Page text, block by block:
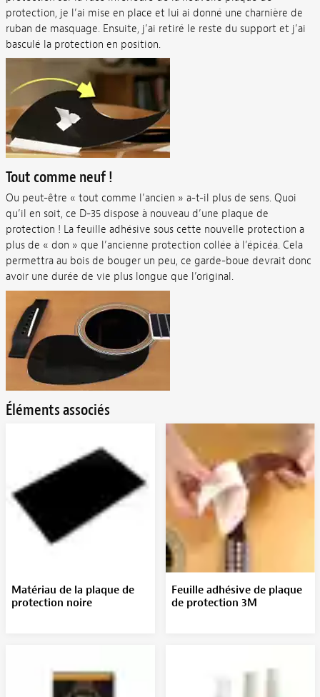
protection, je l’ai mise en place et lui ai donné une charnière de
ruban de masquage. Ensuite, j’ai retiré le reste du support et j’ai
basculé la protection en position.
Tout comme neuf !
Ou peut-être « tout comme l’ancien » a-t-il plus de sens. Quoi
qu’il en soit, ce D-35 dispose à nouveau d’une plaque de
protection ! La feuille adhésive sous cette nouvelle protection a
plus de « don » que l’ancienne protection collée à l’épicéa. Cela
permettra au bois de bouger un peu, ce garde-boue devrait donc
avoir une durée de vie plus longue que l’original.
Éléments associés
Matériau de la plaque de
protection noire
Feuille adhésive de plaque
de protection 3M